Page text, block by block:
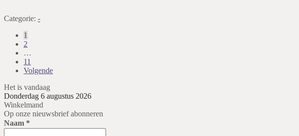
Categorie: -
Berichten
paginering
1
2
…
11
Volgende
Het is vandaag
Donderdag 6 augustus 2026
Winkelmand
Op onze nieuwsbrief abonneren
Naam *